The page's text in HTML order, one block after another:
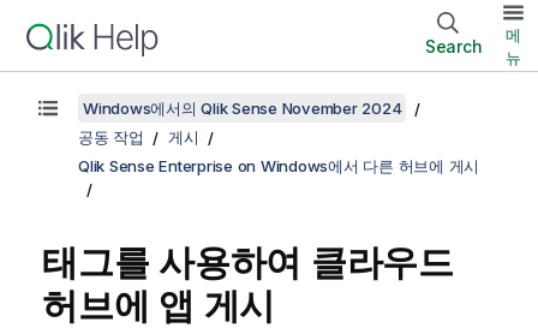
Search
메
뉴
Windows에서의 Qlik Sense November 2024
공동 작업
게시
Qlik Sense Enterprise on Windows에서 다른 허브에 게시
태그를 사용하여 클라우드
허브에 앱 게시